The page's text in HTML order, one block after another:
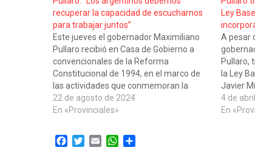
recuperar la capacidad de escucharnos
para trabajar juntos”
Este jueves el gobernador Maximiliano
Pullaro recibió en Casa de Gobierno a
convencionales de la Reforma
Constitucional de 1994, en el marco de
las actividades que conmemoran la
sanción de los cambios a la Carta
Magna, hace 30 años. Teniendo como
Gris, el…
22 de agosto de 2024
En «Provinciales»
Ley
A pesar
Pullaro,
la Ley
Javier
una lista
Pacto
4 de
En
Facebook
TwitterEmail WhatsApp